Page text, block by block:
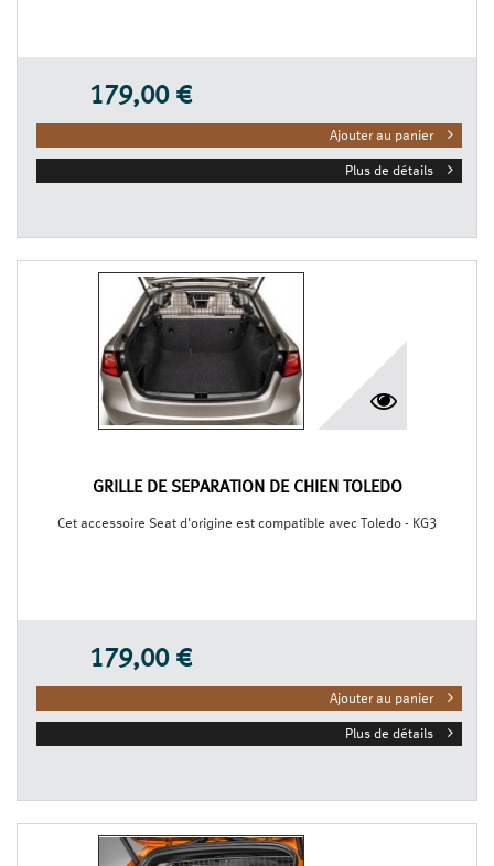
179,00 €
Ajouter au panier
Plus de détails
GRILLE DE SÉPARATION DE CHIEN TOLEDO
Cet accessoire Seat d'origine est compatible avec Toledo - KG3
179,00 €
Ajouter au panier
Plus de détails